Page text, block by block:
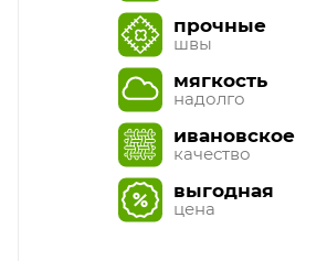
прочные
швы
мягкость
надолго
ивановское
качество
выгодная
цена